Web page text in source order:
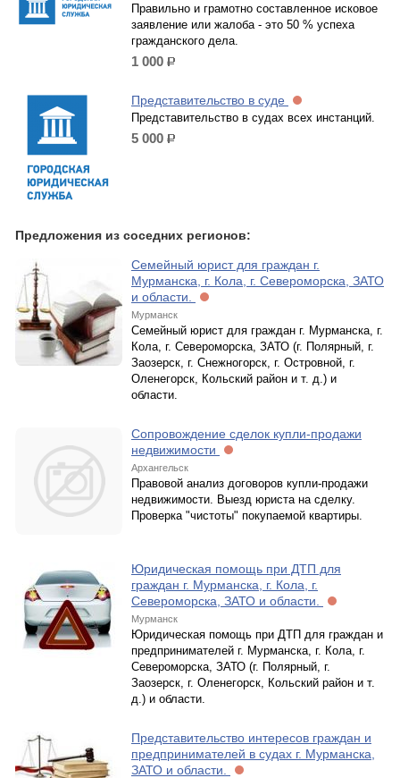
Правильно и грамотно составленное исковое
заявление или жалоба - это 50 % успеха
гражданского дела.
1 000 р.
Представительство в суде
Представительство в судах всех инстанций.
5 000 р.
Предложения из соседних регионов:
Семейный юрист для граждан г.
Мурманска, г. Кола, г. Североморска, ЗАТО
и области.
Мурманск
Семейный юрист для граждан г. Мурманска, г.
Кола, г. Североморска, ЗАТО (г. Полярный, г.
Заозерск, г. Снежногорск, г. Островной, г.
Оленегорск, Кольский район и т. д.) и
области.
Сопровождение сделок купли-продажи
недвижимости
Архангельск
Правовой анализ договоров купли-продажи
недвижимости. Выезд юриста на сделку.
Проверка "чистоты" покупаемой квартиры.
Юридическая помощь при ДТП для
граждан г. Мурманска, г. Кола, г.
Североморска, ЗАТО и области.
Мурманск
Юридическая помощь при ДТП для граждан и
предпринимателей г. Мурманска, г. Кола, г.
Североморска, ЗАТО (г. Полярный, г.
Заозерск, г. Оленегорск, Кольский район и т.
д.) и области.
Представительство интересов граждан и
предпринимателей в судах г. Мурманска,
ЗАТО и области.